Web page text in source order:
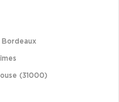
Bordeaux
(31000)